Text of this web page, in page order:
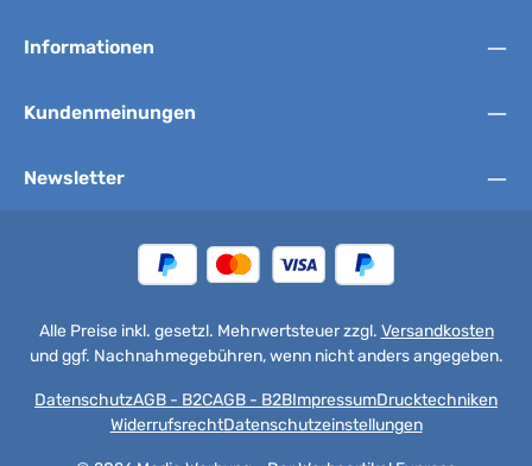
Informationen
Kundenmeinungen
Newsletter
Alle Preise inkl. gesetzl. Mehrwertsteuer zzgl. Versandkosten
und ggf. Nachnahmegebühren, wenn nicht anders angegeben.
DatenschutzAGB - B2CAGB - B2BImpressumDrucktechniken
WiderrufsrechtDatenschutzeinstellungen